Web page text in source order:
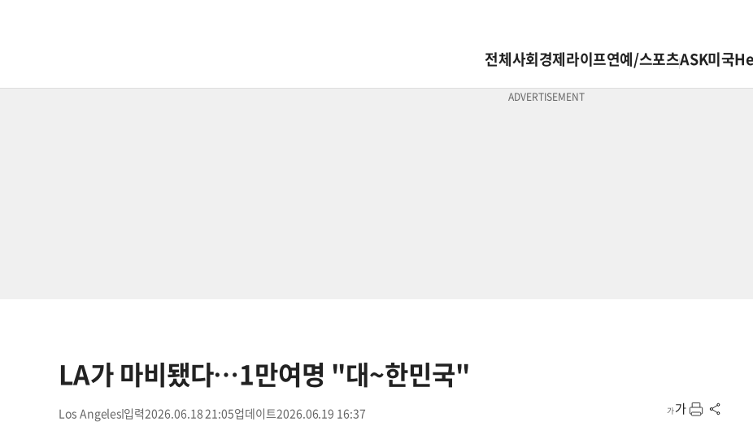
전체사회경제라이프연예/스포츠ASK미국
LA가 마비됐다…1만여명 "대~한민국"
Los Angeles 2026.06.18 21:05 2026.06.19 16:37